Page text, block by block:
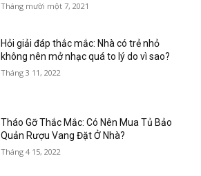
Tháng mười một 7, 2021
Hỏi giải đáp thắc mắc: Nhà có trẻ nhỏ
không nên mở nhạc quá to lý do vì sao?
Tháng 3 11, 2022
Tháo Gỡ Thắc Mắc: Có Nên Mua Tủ Bảo
Quản Rượu Vang Đặt Ở Nhà?
Tháng 4 15, 2022